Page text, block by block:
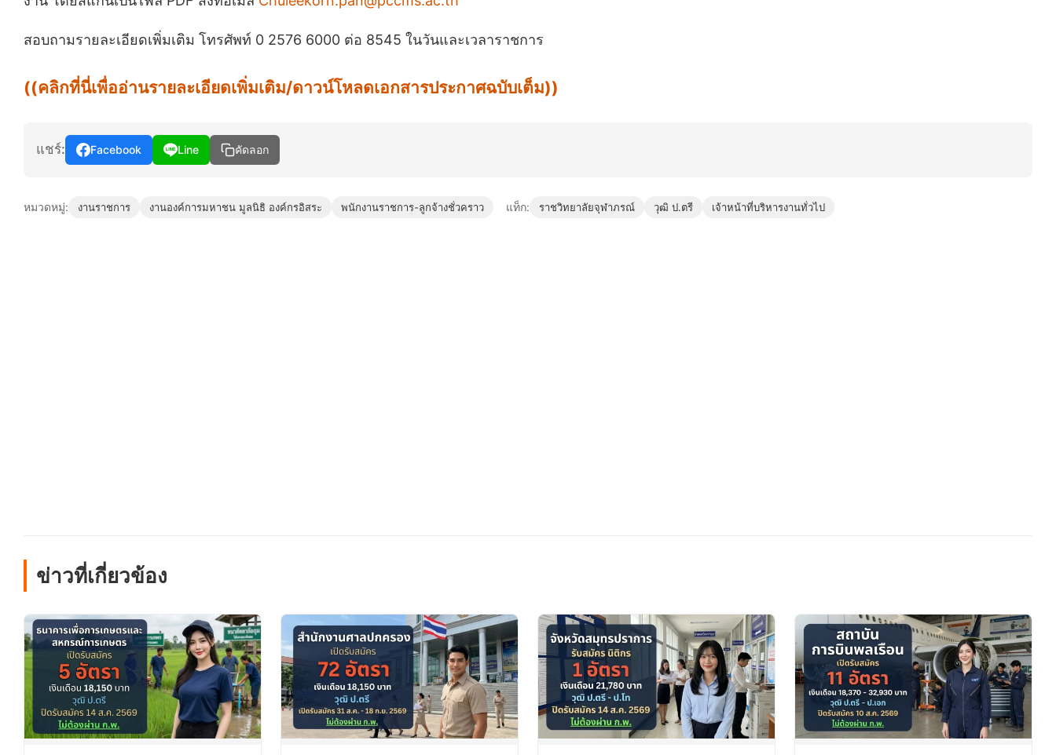
สอบถามรายละเอียดเพิ่มเติม โทรศัพท์ 0 2576 6000 ต่อ 8545 ในวันและเวลาราชการ
((คลิกที่นี่เพื่ออ่านรายละเอียดเพิ่มเติม/ดาวน์โหลดเอกสารประกาศฉบับเต็ม))
แชร์: Facebook Line คัดลอก
หมวดหมู่: งานราชการ งานองค์การมหาชน มูลนิธิ องค์กรอิสระ พนักงานราชการ-ลูกจ้างชั่วคราว แท็ก: ราชวิทยาลัยจุฬาภรณ์ วุฒิ ป.ตรี เจ้าหน้าที่บริหารงานทั่วไป
ข่าวที่เกี่ยวข้อง